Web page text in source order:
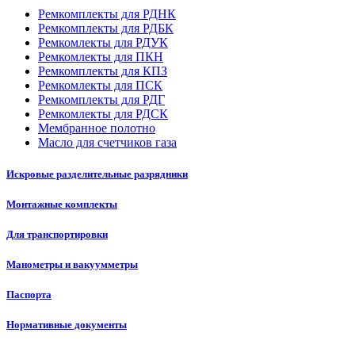
Ремкомплекты для РДНК
Ремкомплекты для РДБК
Ремкомлекты для РДУК
Ремкомлекты для ПКН
Ремкомплекты для КПЗ
Ремкомлекты для ПСК
Ремкомплекты для РДГ
Ремкомлекты для РДСК
Мембранное полотно
Масло для счетчиков газа
Искровые разделительные разрядники
Монтажные комплекты
Для транспортировки
Манометры и вакуумметры
Паспорта
Нормативные документы